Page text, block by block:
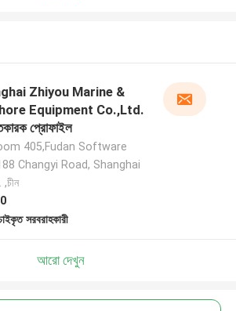
Zhiyou Marine &
Equipment Co.,Ltd.
প্রোফাইল
405,Fudan Software
Changyi Road, Shanghai
সরবরাহকারী
আরো দেখুন